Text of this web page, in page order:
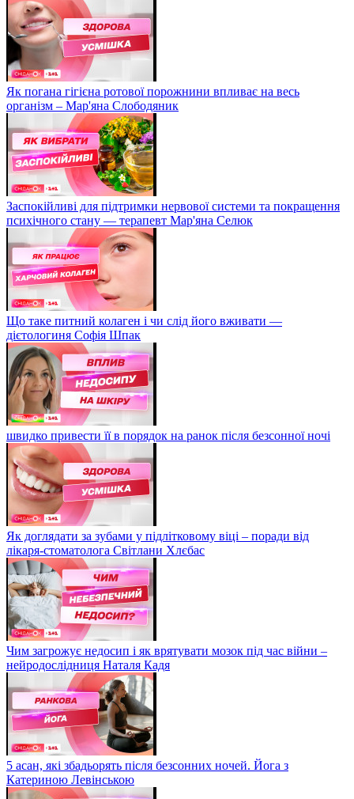
Як погана гігієна ротової порожнини впливає на весь
організм – Мар'яна Слободяник
Заспокійливі для підтримки нервової системи та покращення
психічного стану — терапевт Мар'яна Селюк
Що таке питний колаген і чи слід його вживати —
дієтологиня Софія Шпак
швидко привести її в порядок на ранок після безсонної ночі
Як доглядати за зубами у підлітковому віці – поради від
лікаря-стоматолога Світлани Хлєбас
Чим загрожує недосип і як врятувати мозок під час війни –
нейродослідниця Наталя Кадя
5 асан, які збадьорять після безсонних ночей. Йога з
Катериною Левінською